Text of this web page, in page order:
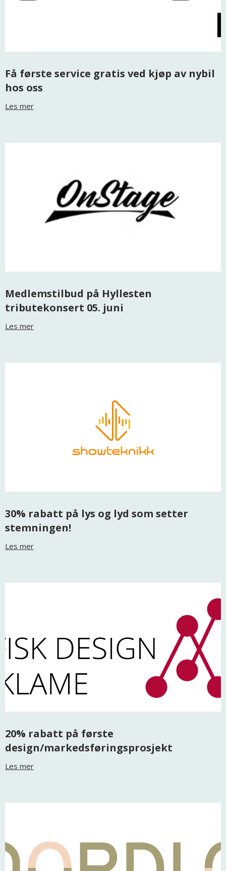
Få første service gratis ved kjøp av nybil
hos oss
Les mer
Medlemstilbud på Hyllesten
tributekonsert 05. juni
Les mer
30% rabatt på lys og lyd som setter
stemningen!
Les mer
20% rabatt på første
design/markedsføringsprosjekt
Les mer